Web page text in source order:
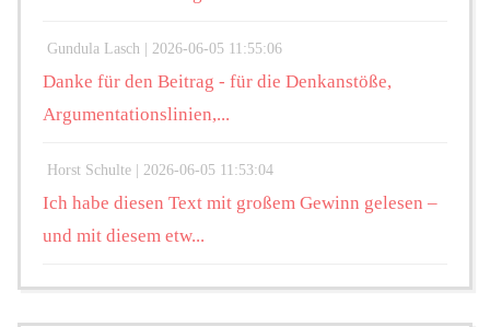
Gundula Lasch | 2026-06-05 11:55:06
Danke für den Beitrag - für die Denkanstöße,
Argumentationslinien,...
Horst Schulte | 2026-06-05 11:53:04
Ich habe diesen Text mit großem Gewinn gelesen –
und mit diesem etw...